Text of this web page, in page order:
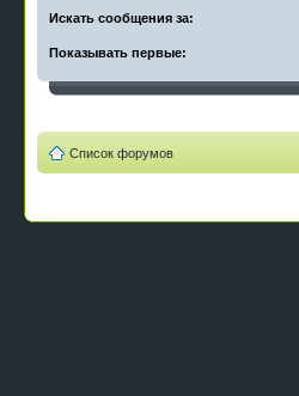
Искать сообщения за:
Показывать первые:
Список форумов